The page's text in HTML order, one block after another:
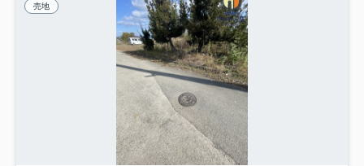
売地